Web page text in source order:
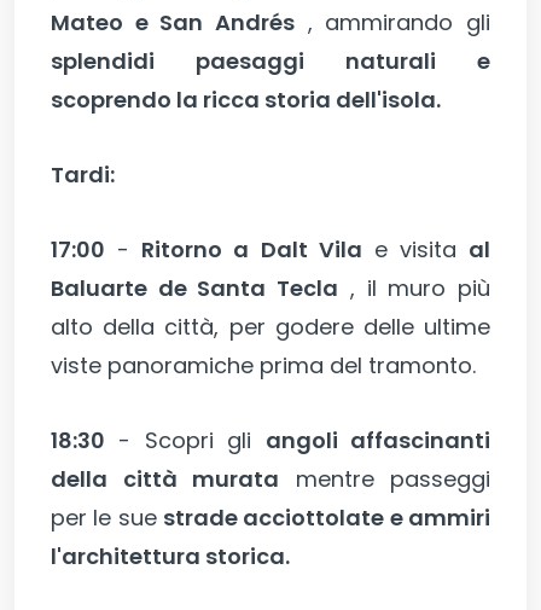
Mateo e San Andrés , ammirando gli
splendidi paesaggi naturali e
scoprendo la ricca storia dell'isola.
Tardi:
17:00 - Ritorno a Dalt Vila e visita al
Baluarte de Santa Tecla , il muro più
alto della città, per godere delle ultime
viste panoramiche prima del tramonto.
18:30 - Scopri gli angoli affascinanti
della città murata mentre passeggi
per le sue strade acciottolate e ammiri
l'architettura storica.